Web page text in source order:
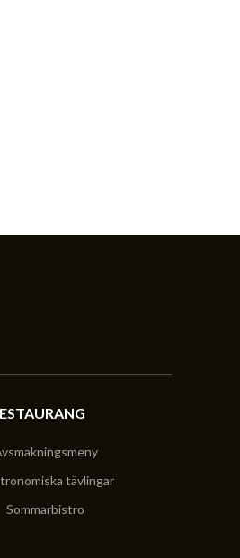
tävlingar
Sommarbistro